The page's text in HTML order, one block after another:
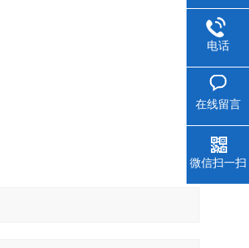
电话
在线留言
微信扫一扫